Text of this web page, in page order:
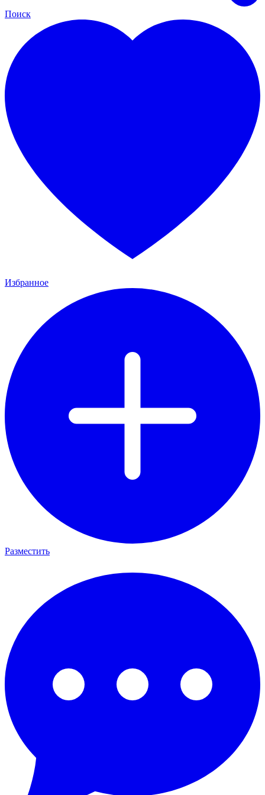
Поиск
Избранное
Разместить